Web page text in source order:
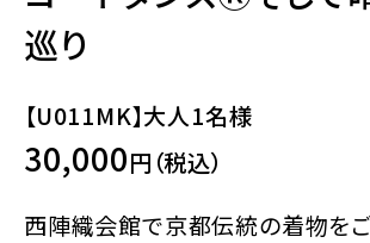
巡り
【U011MK】大人1名様
30,000円（税込）
西陣織会館で京都伝統の着物をご